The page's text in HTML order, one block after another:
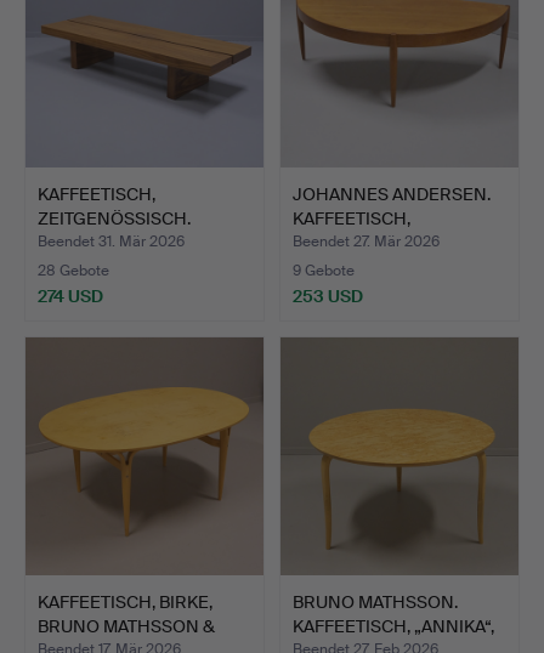
KAFFEETISCH,
ZEITGENÖSSISCH.
Beendet 31. Mär 2026
28 Gebote
274 USD
JOHANNES ANDERSEN.
KAFFEETISCH,
TEAKHOLZ, …
Beendet 27. Mär 2026
9 Gebote
253 USD
KAFFEETISCH, BIRKE,
BRUNO MATHSSON &
Beendet 17. Mär 2026
BRUNO MATHSSON.
KAFFEETISCH, „ANNIKA“,
Beendet 27. Feb 2026